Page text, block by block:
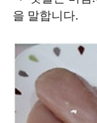
을 말합니다.